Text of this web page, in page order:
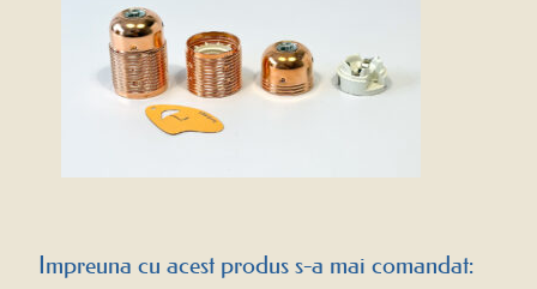
Impreuna cu acest produs s-a mai comandat: